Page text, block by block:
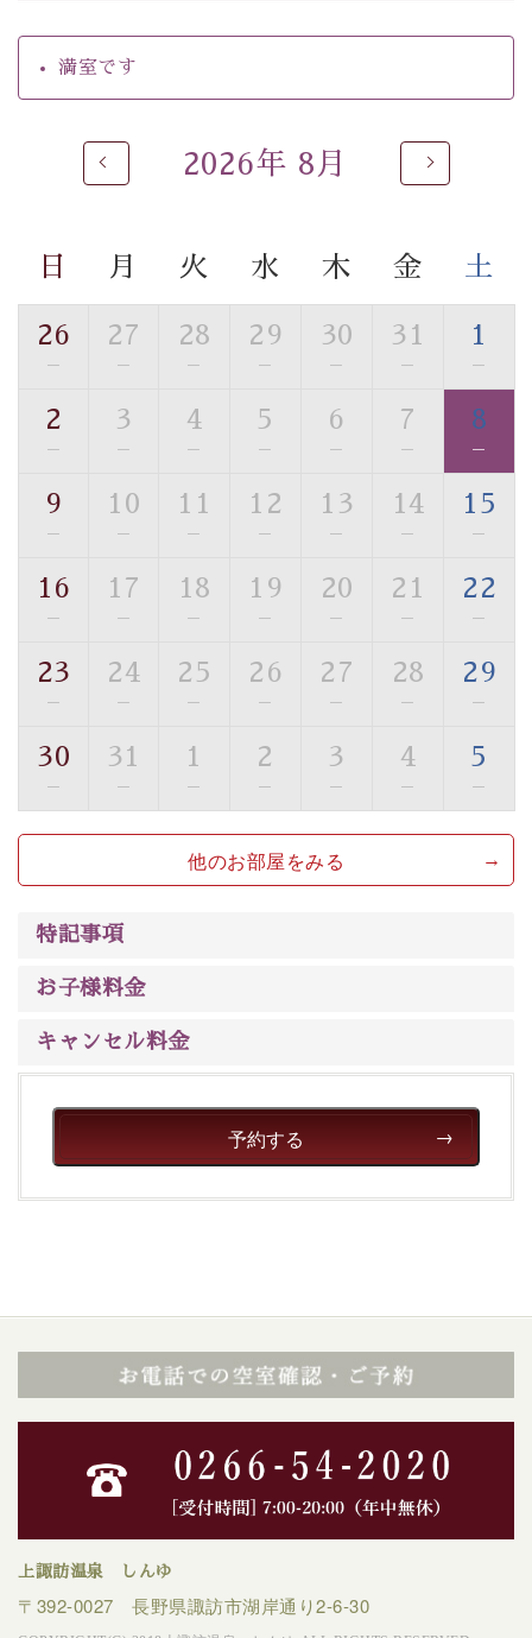
・チェックイン15時、チェックアウト10時
【お食事】
・夕食は地産地消の創作和会席 美湖膳（二十四節気と
【温泉】
の効果が高い、極めて希有な源泉です。身も心も癒され
■お座敷風呂（大浴場）
温泉の成分に合わせ、防菌防カビの特殊素材の畳を使
用。 足元が柔らかく、そして滑りにくい畳のお風呂で
す。
※男性大浴場までのご移動には階段がございます。 予め
■貸切温泉風呂 （40分2000円）
む貸切温泉風呂です。ゆったりといやされるプライベー
トな空間をお愉しみください。
【旅】
豊富な知識を持ったドライバー兼ガイドが諏訪大社をご
案内します。事前ご予約制ですので、ご利用ご希望の方
は【3日前まで】にお電話ください。
※交通規制などにより運行できない日がございます
※年末年始及び御柱祭前後は運行しておりません
神秘なる諏訪湖に心癒される時間をお過ごしいただけま
満室です
2026年 8月
日 月 火 水 木 金 土
26
—
27
—
28
—
29
—
30
—
31
—
1
—
2
—
3
—
4
—
5
—
6
—
7
—
8
—
9
—
10
—
11
—
12
—
13
—
14
—
15
—
16
—
17
—
18
—
19
—
20
—
21
—
22
—
23
—
24
—
25
—
26
—
27
—
28
—
29
—
30
—
31
—
1
—
2
—
3
—
4
—
5
—
他のお部屋をみる
特記事項
お子様料金
キャンセル料金
予約する
上諏訪温泉 しんゆ
〒392-0027 長野県諏訪市湖岸通り2-6-30